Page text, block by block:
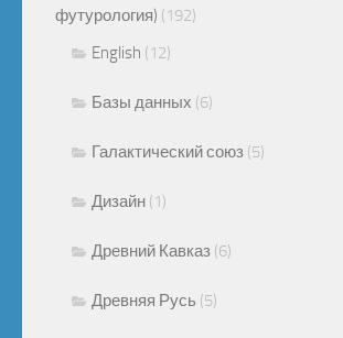
футурология) (192)
English (12)
Базы данных (6)
Галактический союз (5)
Дизайн (1)
Древний Кавказ (6)
Древняя Русь (5)